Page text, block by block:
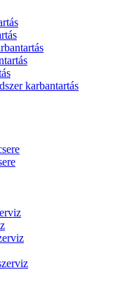
karbantartás